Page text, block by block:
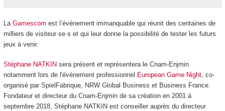
La Gamescom est l’événement immanquable qui réunit des centaines de
milliers de visiteur·se·s et qui leur donne la possibilité de tester les futurs
jeux à venir.
Stéphane NATKIN sera présent et représentera le Cnam-Enjmin
notamment lors de l'événement professionnel European Game Night, co-
organisé par SpielFabrique, NRW Global Business et Business France.
Fondateur et directeur du Cnam-Enjmin de sa création en 2001 à
septembre 2018, Stéphane NATKIN est conseiller auprès du directeur